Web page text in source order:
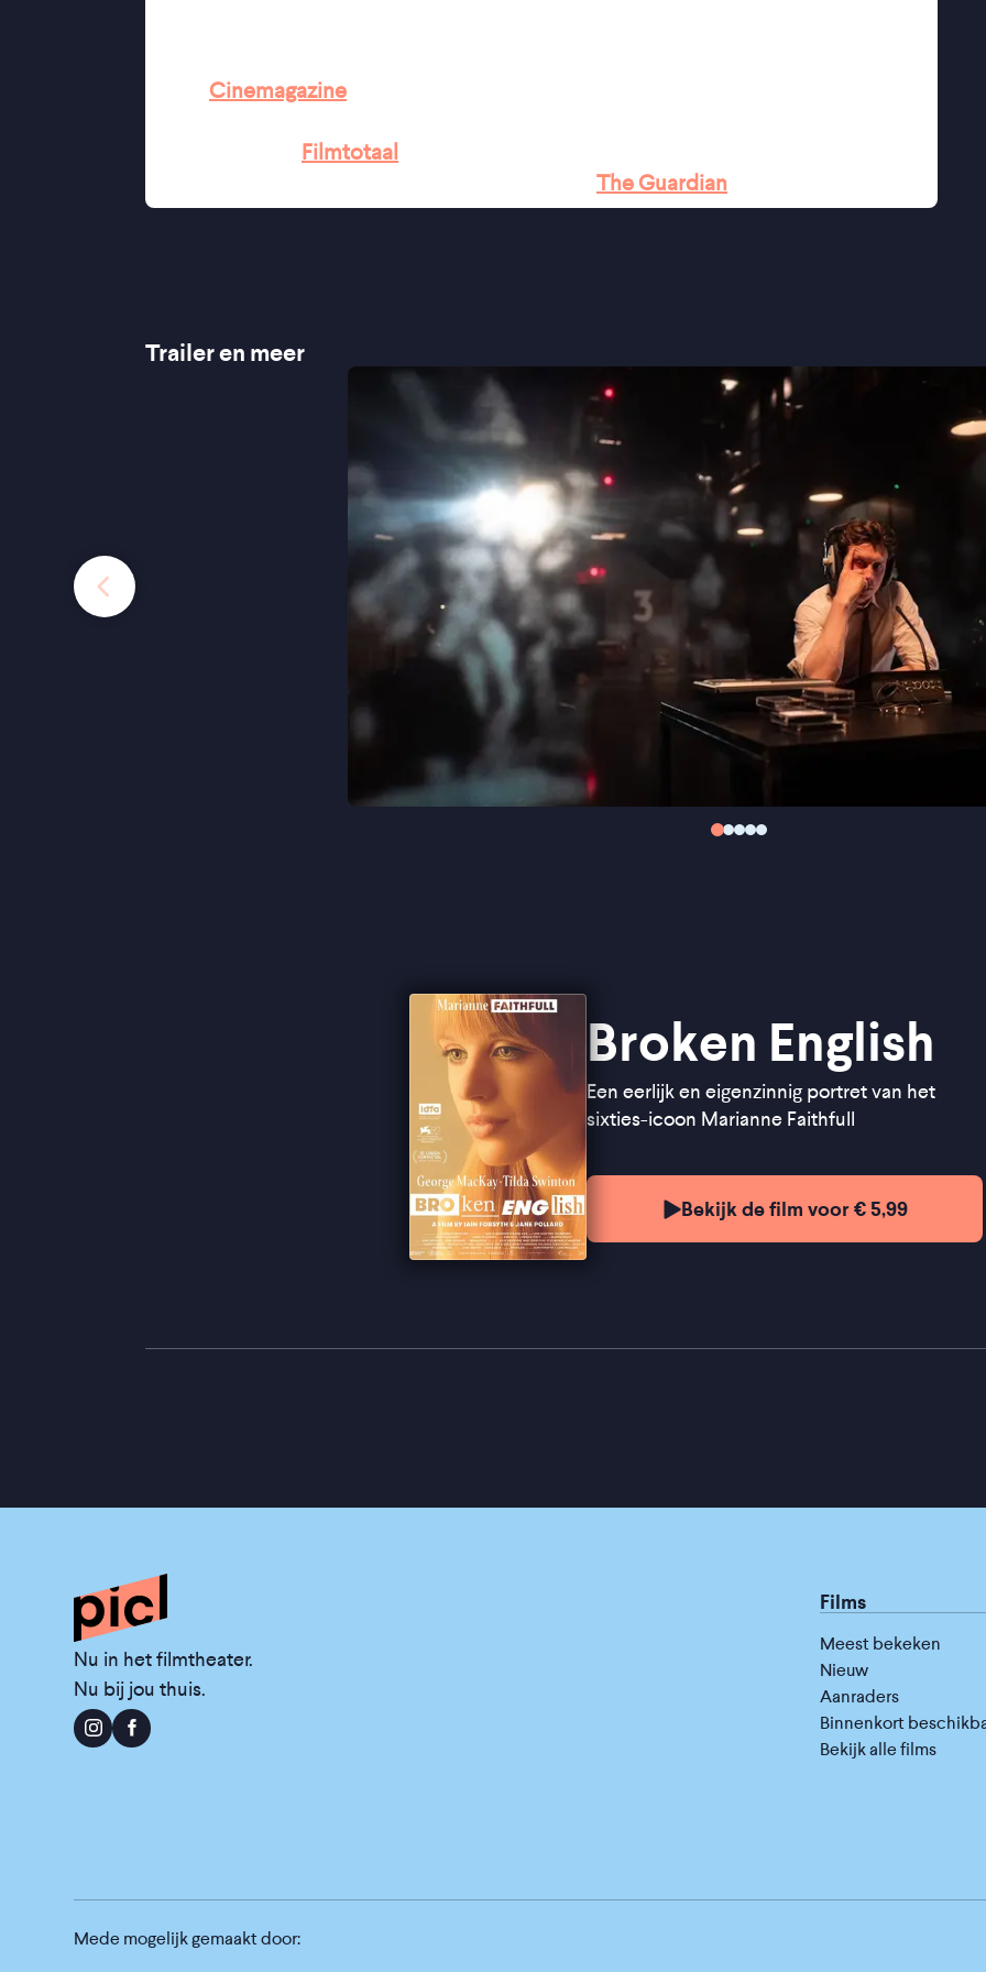
Cinemagazine
Filmtotaal
The Guardian
Trailer en meer
Broken English
Een eerlijk en eigenzinnig portret van het
sixties-icoon Marianne Faithfull
Bekijk de film voor € 5,99
Nu in het filmtheater.
Nu bij jou thuis.
Films
Meest bekeken
Nieuw
Aanraders
Binnenkort
Bekijk alle films
Mede mogelijk gemaakt door: